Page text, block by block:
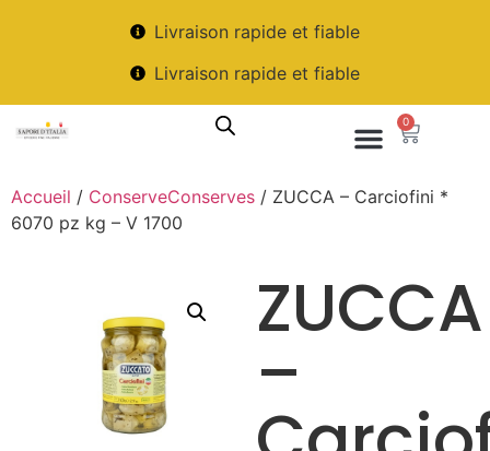
Livraison rapide et fiable
Livraison rapide et fiable
0
Accueil / ConserveConserves / ZUCCA – Carciofini *
6070 pz kg – V 1700
ZUCCA
–